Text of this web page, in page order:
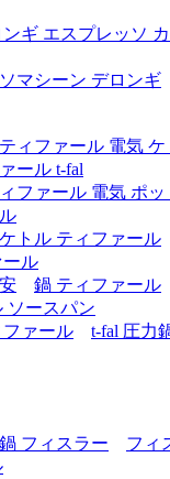
ンギ エスプレッソ
マシーン デロンギ
ティファール 電気 ケ
ール t-fal
ファール 電気 ポッ
トル ティファール
ール
鍋 ティファール
ソースパン
ァール
t-fal 圧力
フィスラー
フィ